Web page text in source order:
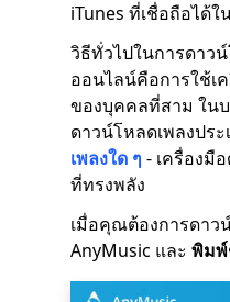
iTunes ที่เชื่อถือได้
วิธีทั่วไปในการดาว
ออนไลน์คือการใช้เ
ของบุคคลที่สาม ใน
ดาวน์โหลดเพลงปร
เพลงใด ๆ - เครื่องมื
ที่ทรงพลัง
เมื่อคุณต้องการดาว
AnyMusic และ พิมพ์